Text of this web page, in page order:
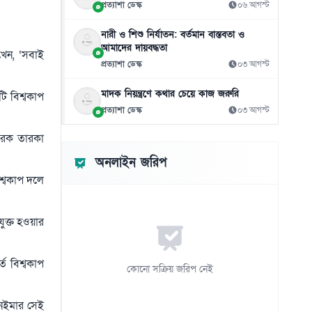
‘সবাই
বিশ্বকাপ
তারকা
দলে
হওয়ার
বিশ্বকাপ
সেই
জামিনে থাকা তনু হত্যার আসামি হাফিজুরকে
আত্মসমর্পণের নির্দেশ
০৬ আগস্ট
নিরাপত্তা দেবে?
০৬ আগস্ট
০৬ আগস্ট
ইয়েমেনে সামরিক শিবিরে ভয়াবহ হামলা, নিহত
প্রত্যাশা ডেস্ক ০৬ আগস্ট
নারী ও শিশু নির্যাতন: বর্তমান বাস্তবতা ও
আমাদের দায়বদ্ধতা
প্রত্যাশা ডেস্ক ০৩ আগস্ট
মাদক নিয়ন্ত্রণে কথার চেয়ে কাজ জরুরি
প্রত্যাশা ডেস্ক ০৩ আগস্ট
অনলাইন জরিপ
কোনো সক্রিয় জরিপ নেই